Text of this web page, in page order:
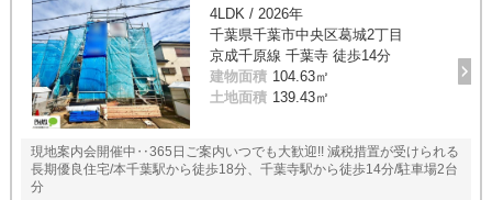
4LDK / 2026年
千葉県千葉市中央区葛城2丁目
京成千原線 千葉寺 徒歩14分
建物面積 104.63㎡
土地面積 139.43㎡
現地案内会開催中‥365日ご案内いつでも大歓迎!! 減税措置が受けられる
長期優良住宅/本千葉駅から徒歩18分、千葉寺駅から徒歩14分/駐車場2台
分